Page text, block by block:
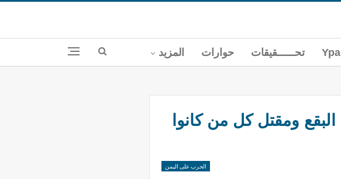
تحــــــقيقات حوارات المزيد
ومقتل كل من كانوا
الحرب على اليمن